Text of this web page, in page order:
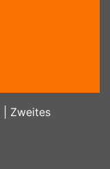
Zweites